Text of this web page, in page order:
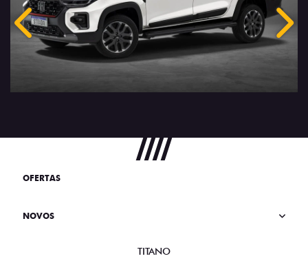
Anterior
OFERTAS
NOVOS
TITANO